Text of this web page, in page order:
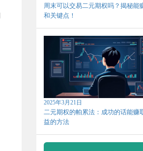
周末可以交易二元期权吗？揭秘能
和关键点！
2025年3月21日
二元期权的帕累法：成功的话能赚
益的方法